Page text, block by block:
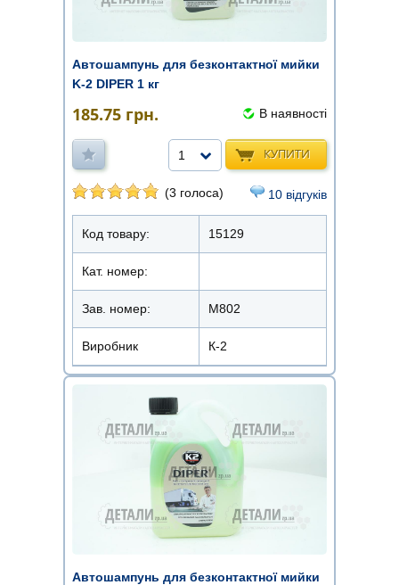
Автошампунь для безконтактної мийки
K-2 DIPER 1 кг
185.75 грн. В наявності
КУПИТИ
1
(3 голоса) 10 відгуків
Код товару: 15129
Кат. номер:
Зав. номер: M802
Виробник К-2
Автошампунь для безконтактної мийки